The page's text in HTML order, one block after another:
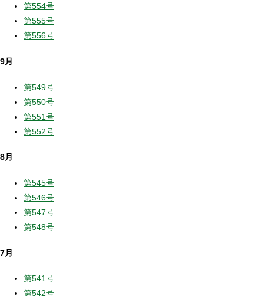
第554号
第555号
第556号
9月
第549号
第550号
第551号
第552号
8月
第545号
第546号
第547号
第548号
7月
第541号
第542号